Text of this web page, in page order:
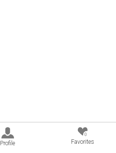
Profile
0
Favorites